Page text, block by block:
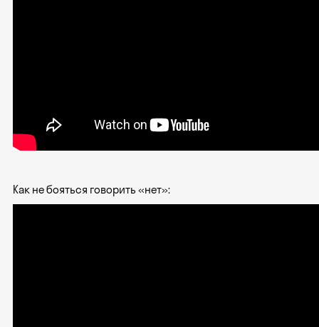
Как не бояться говорить «нет»: